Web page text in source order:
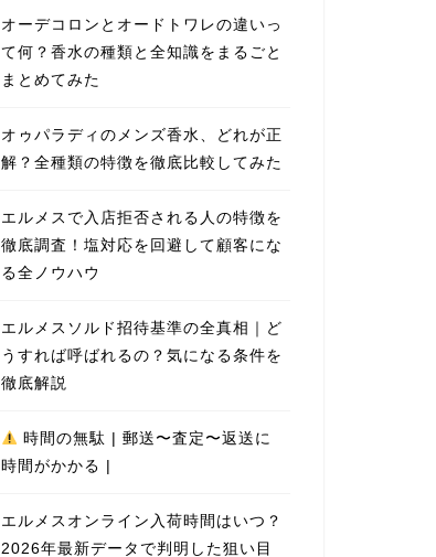
オーデコロンとオードトワレの違いっ
て何？香水の種類と全知識をまるごと
まとめてみた
オゥパラディのメンズ香水、どれが正
解？全種類の特徴を徹底比較してみた
エルメスで入店拒否される人の特徴を
徹底調査！塩対応を回避して顧客にな
る全ノウハウ
エルメスソルド招待基準の全真相｜ど
うすれば呼ばれるの？気になる条件を
徹底解説
時間の無駄 | 郵送〜査定〜返送に
時間がかかる |
エルメスオンライン入荷時間はいつ？
2026年最新データで判明した狙い目